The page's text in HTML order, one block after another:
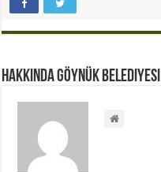
Hakkında Göynük Belediyesi